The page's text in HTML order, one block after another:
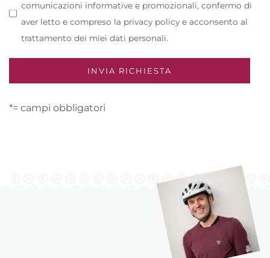
comunicazioni informative e promozionali, confermo di
aver letto e compreso la privacy policy e acconsento al
trattamento dei miei dati personali.
*= campi obbligatori